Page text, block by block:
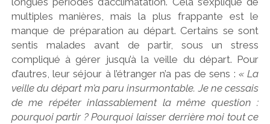
multiples manières, mais la plus frappante est le
manque de préparation au départ. Certains se sont
sentis malades avant de partir, sous un stress
compliqué à gérer jusqu’à la veille du départ. Pour
d’autres, leur séjour à l’étranger n’a pas de sens : «La
veille du départ m’a paru insurmontable. Je ne cessais
de me répéter inlassablement la même question :
pourquoi partir ? Pourquoi laisser derrière moi tout ce